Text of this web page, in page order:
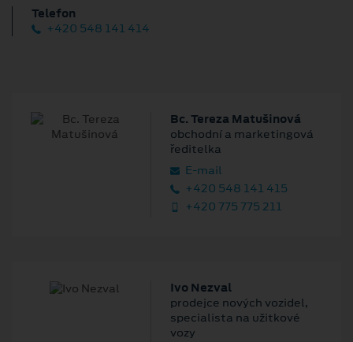
Telefon
+420 548 141 414
Bc. Tereza Matušinová
obchodní a marketingová
ředitelka
E‑mail
+420 548 141 415
+420 775 775 211
Ivo Nezval
prodejce nových vozidel,
specialista na užitkové
vozy